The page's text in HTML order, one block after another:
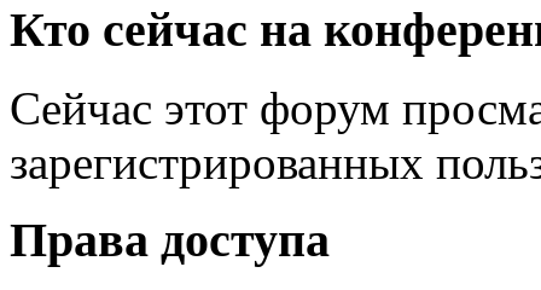
Кто сейчас на
Сейчас этот форум
зарегистрированных
Права доступа